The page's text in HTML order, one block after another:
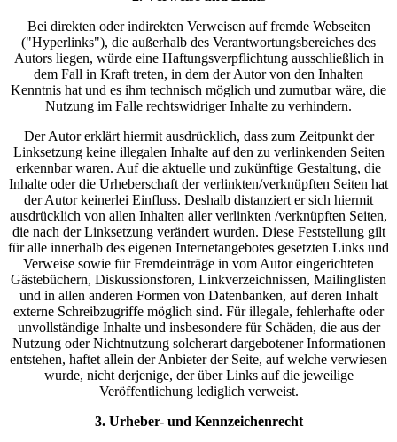
Bei direkten oder indirekten Verweisen auf fremde Webseiten
("Hyperlinks"), die außerhalb des Verantwortungsbereiches des
Autors liegen, würde eine Haftungsverpflichtung ausschließlich in
dem Fall in Kraft treten, in dem der Autor von den Inhalten
Kenntnis hat und es ihm technisch möglich und zumutbar wäre, die
Nutzung im Falle rechtswidriger Inhalte zu verhindern.
Der Autor erklärt hiermit ausdrücklich, dass zum Zeitpunkt der
Linksetzung keine illegalen Inhalte auf den zu verlinkenden Seiten
erkennbar waren. Auf die aktuelle und zukünftige Gestaltung, die
Inhalte oder die Urheberschaft der verlinkten/verknüpften Seiten hat
der Autor keinerlei Einfluss. Deshalb distanziert er sich hiermit
ausdrücklich von allen Inhalten aller verlinkten /verknüpften Seiten,
die nach der Linksetzung verändert wurden. Diese Feststellung gilt
für alle innerhalb des eigenen Internetangebotes gesetzten Links und
Verweise sowie für Fremdeinträge in vom Autor eingerichteten
Gästebüchern, Diskussionsforen, Linkverzeichnissen, Mailinglisten
und in allen anderen Formen von Datenbanken, auf deren Inhalt
externe Schreibzugriffe möglich sind. Für illegale, fehlerhafte oder
unvollständige Inhalte und insbesondere für Schäden, die aus der
Nutzung oder Nichtnutzung solcherart dargebotener Informationen
entstehen, haftet allein der Anbieter der Seite, auf welche verwiesen
wurde, nicht derjenige, der über Links auf die jeweilige
Veröffentlichung lediglich verweist.
3. Urheber- und Kennzeichenrecht